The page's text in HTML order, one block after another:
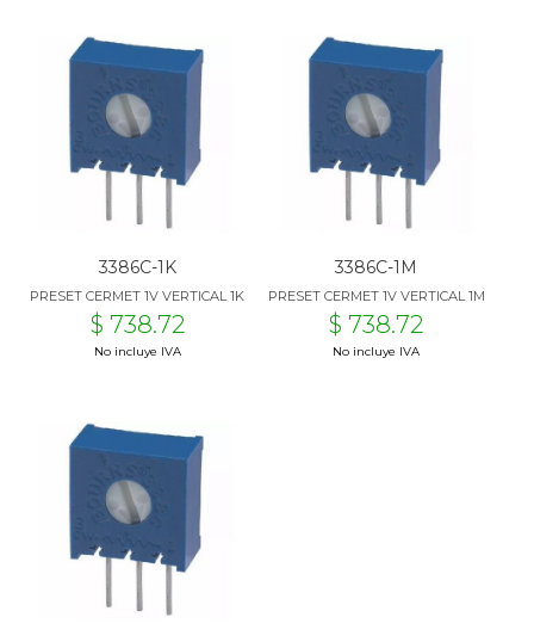
3386C-1K
PRESET CERMET 1V VERTICAL 1K
$ 738.72
No incluye IVA
3386C-1M
PRESET CERMET 1V VERTICAL 1M
$ 738.72
No incluye IVA